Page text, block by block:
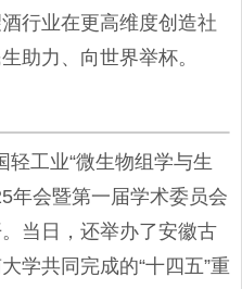
行业在更高维度创造社
助力、向世界举杯。
工业“微生物组学与生
年会暨第一届学术委员会
当日，还举办了安徽古
学共同完成的“十四五”重